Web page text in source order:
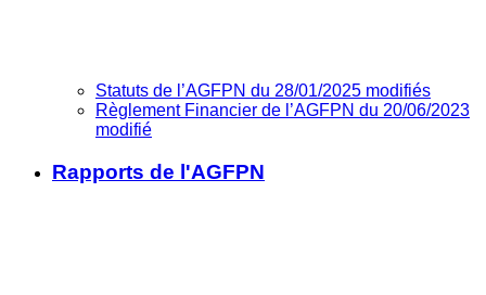
Statuts de l’AGFPN du 28/01/2025 modifiés
Règlement Financier de l’AGFPN du 20/06/2023
modifié
Rapports de l'AGFPN